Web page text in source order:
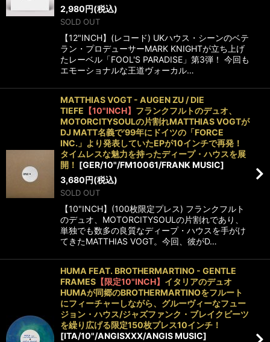
2,980円(税込)
SOLD OUT
【12"INCH】(レコード) UKハウス・シーンのベテ
ラン・プロデューサーMARK KNIGHTが立ち上げ
たレーベル「FOOL'S PARADISE」第3弾！ 今回も
エモーショナルな王道ヴォーカル…
MATTHIAS VOGT - AUGEN ZU / DIE
TIEFE 【10"INCH】 フランクフルトのデュオ、
MOTORCITYSOULの片割れMATTHIAS VOGTが
DJ MATT名義で’99年にドイツの「FORCE
INC.」より発表していたEPが10インチで再発！
タイムレスな魅力を持ったディープ・ハウスを展
開！ [GER/10"/FM10061/FRANK MUSIC]
3,680円(税込)
SOLD OUT
【10"INCH】(100枚限定プレス) フランクフルト
のデュオ、MOTORCITYSOULの片割れであり、
単独でも数多の良質なディープ・ハウスを手がけ
てきたMATTHIAS VOGT。今回、彼がD…
HUMA FEAT. BROTHERMARTINO - GENTLE
FRAMES 【限定10"INCH】 イタリアのデュオ
HUMAが同郷のBROTHERMARTINOをフルート
にフィーチャーしながら、グルーヴィーなフュー
ジョン・ハウス/ジャズファンク・ブレイクビーツ
を繰り広げる限定150枚プレス10インチ！
[ITA/10"/ANGISXXX/ANGIS MUSIC]